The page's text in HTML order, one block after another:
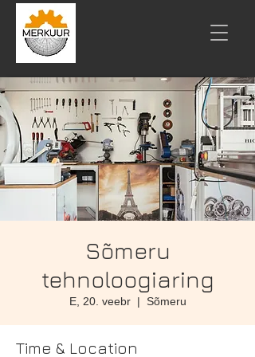
Sõmeru
tehnoloogiaring
E, 20. veebr
  |
Sõmeru
Time & Location